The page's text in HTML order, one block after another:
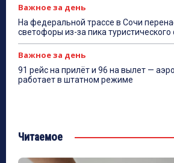
Важное за день
На федеральной трассе в Сочи
светофоры из-за пика туристического
Важное за день
91 рейс на прилёт и 96 на вылет —
работает в штатном режиме
Читаемое